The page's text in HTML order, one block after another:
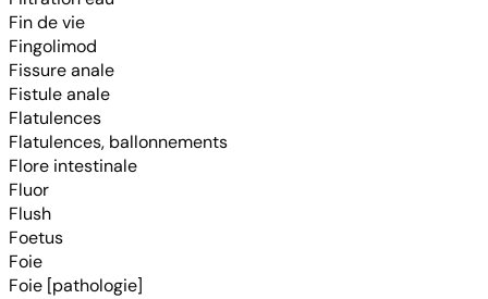
Fin de vie
Fingolimod
Fissure anale
Fistule anale
Flatulences
Flatulences, ballonnements
Flore intestinale
Fluor
Flush
Foetus
Foie
Foie [pathologie]